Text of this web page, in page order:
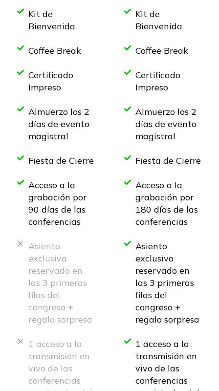
Kit de
Bienvenida
Coffee Break
Certificado
Impreso
Almuerzo los 2
días de evento
magistral
Fiesta de Cierre
Acceso a la
grabación por
90 días de las
conferencias
Asiento
exclusivo
reservado en
las 3 primeras
filas del
congreso +
regalo sorpresa
1 acceso a la
transmisión en
vivo de las
conferencias
Kit de
Bienvenida
Coffee Break
Certificado
Impreso
Almuerzo los 2
días de evento
magistral
Fiesta de Cierre
Acceso a la
grabación por
180 días de las
conferencias
Asiento
exclusivo
reservado en
las 3 primeras
filas del
congreso +
regalo sorpresa
1 acceso a la
transmisión en
vivo de las
conferencias